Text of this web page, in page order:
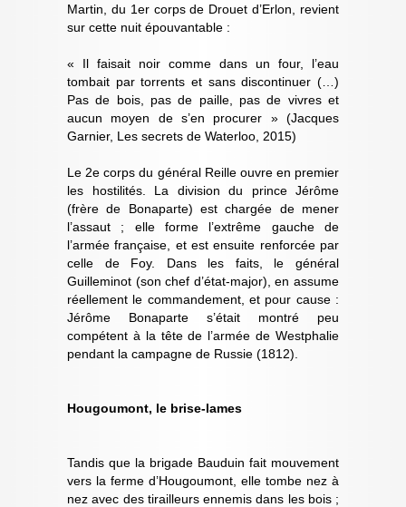
Martin, du 1er corps de Drouet d’Erlon, revient
sur cette nuit épouvantable :
« Il faisait noir comme dans un four, l’eau
tombait par torrents et sans discontinuer (…)
Pas de bois, pas de paille, pas de vivres et
aucun moyen de s’en procurer » (Jacques
Garnier, Les secrets de Waterloo, 2015)
Le 2e corps du général Reille ouvre en premier
les hostilités. La division du prince Jérôme
(frère de Bonaparte) est chargée de mener
l’assaut ; elle forme l’extrême gauche de
l’armée française, et est ensuite renforcée par
celle de Foy. Dans les faits, le général
Guilleminot (son chef d’état-major), en assume
réellement le commandement, et pour cause :
Jérôme Bonaparte s’était montré peu
compétent à la tête de l’armée de Westphalie
pendant la campagne de Russie (1812).
Hougoumont, le brise-lames
Tandis que la brigade Bauduin fait mouvement
vers la ferme d’Hougoumont, elle tombe nez à
nez avec des tirailleurs ennemis dans les bois ;